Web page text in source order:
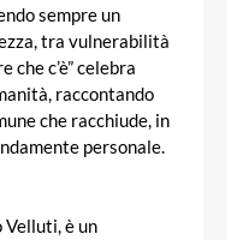
sempre un
tra vulnerabilità
che c’è” celebra
raccontando
che racchiude, in
personale.
Velluti, è un